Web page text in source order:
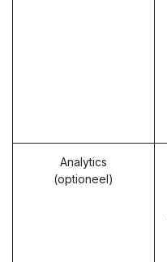
Analytics
(optioneel)